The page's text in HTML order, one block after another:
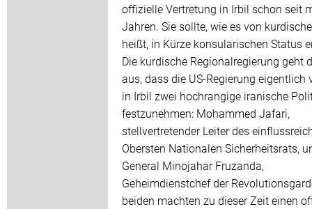
offizielle Vertretung in Irbil schon seit
Jahren. Sie sollte, wie es von
heißt, in Kürze konsularischen Status
Die kurdische Regionalregierung geht
aus, dass die US-Regierung eigentlich
in Irbil zwei hochrangige iranische
festzunehmen: Mohammed Jafari,
stellvertretender Leiter des
Obersten Nationalen Sicherheitsrats,
General Minojahar Fruzanda,
Geheimdienstchef der
beiden machten zu dieser Zeit einen